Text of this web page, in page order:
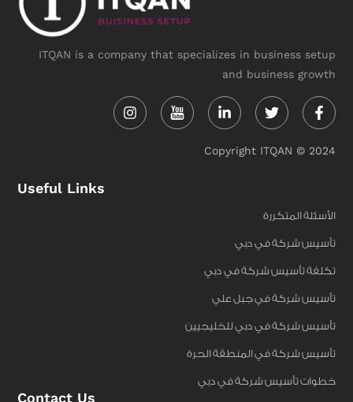
ITQAN is a company that specializes in business setup
and business growth
in f
Copyright ITQAN © 2024
Useful Links
الأسئلة المتكررة
تأسيس شركة في دبي
تكلفة تأسيس شركة في دبي
تأسيس شركة في جبل علي
تأسيس شركة في دبي للخليجيين
تأسيس شركة في المنطقة الحرة
خطوات تأسيس شركة في دبي
Contact Us